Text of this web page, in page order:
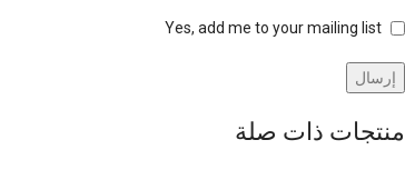
منتجات ذات صلة